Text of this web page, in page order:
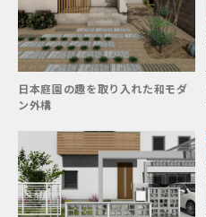
日本庭園の趣を取り入れた和モダ
ン外構